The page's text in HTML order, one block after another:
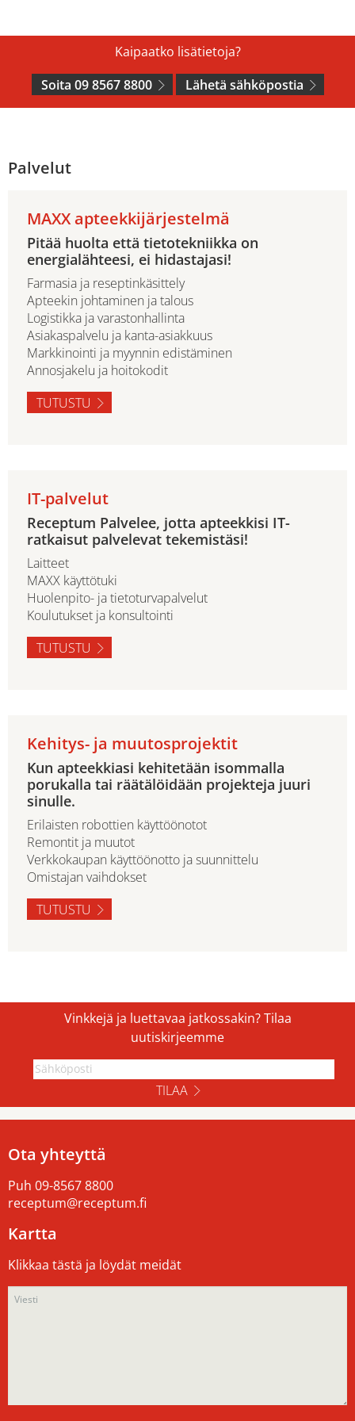
Kaipaatko lisätietoja?
Soita 09 8567 8800
Lähetä sähköpostia
Palvelut
MAXX apteekkijärjestelmä
Pitää huolta että tietotekniikka on
energialähteesi, ei hidastajasi!
Farmasia ja reseptinkäsittely
Apteekin johtaminen ja talous
Logistikka ja varastonhallinta
Asiakaspalvelu ja kanta-asiakkuus
Markkinointi ja myynnin edistäminen
Annosjakelu ja hoitokodit
TUTUSTU
IT-palvelut
Receptum Palvelee, jotta apteekkisi IT-
ratkaisut palvelevat tekemistäsi!
Laitteet
MAXX käyttötuki
Huolenpito- ja tietoturvapalvelut
Koulutukset ja konsultointi
TUTUSTU
Kehitys- ja muutosprojektit
Kun apteekkiasi kehitetään isommalla
porukalla tai räätälöidään projekteja juuri
sinulle.
Erilaisten robottien käyttöönotot
Remontit ja muutot
Verkkokaupan käyttöönotto ja suunnittelu
Omistajan vaihdokset
TUTUSTU
Vinkkejä ja luettavaa jatkossakin? Tilaa
uutiskirjeemme
TILAA
Ota yhteyttä
Puh 09-8567 8800
receptum@receptum.fi
Kartta
Klikkaa tästä ja löydät meidät